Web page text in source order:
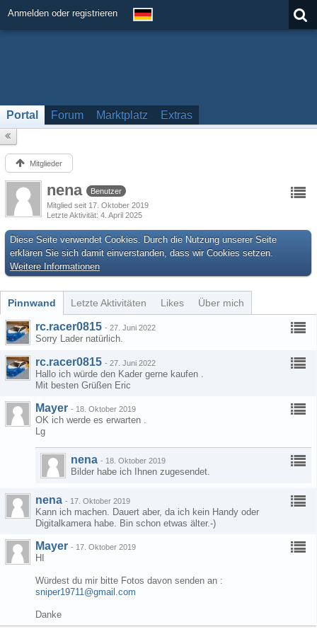
Anmelden oder registrieren
Portal Forum Marktplatz Extras
Mitglieder
nena
Benutzer
Mitglied seit 17. Oktober 2019
Letzte Aktivität 4. April 2025
Diese Seite verwendet Cookies. Durch die Nutzung unserer Seite
erklären Sie sich damit einverstanden, dass wir Cookies setzen.
Weitere Informationen
Pinnwand Letzte Aktivitäten Likes Über mich
rc.racer0815 - 27. Juni 2022
Sorry Lader natürlich.
rc.racer0815 - 27. Juni 2022
Hallo ich würde den Kader gerne kaufen .
Mit besten Grüßen Eric
Mayer - 18. Oktober 2019
OK ich werde es erwarten .
Lg
nena - 18. Oktober 2019
Bilder habe ich Ihnen zugesendet.
nena - 17. Oktober 2019
Kann ich machen. Dauert aber, da ich kein Handy oder
Digitalkamera habe. Bin schon etwas älter.-)
Mayer - 17. Oktober 2019
HI
Würdest du mir bitte Fotos davon senden an :
sniper19711@gmail.com
Danke